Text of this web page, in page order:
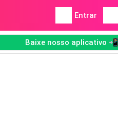
Entrar
Baixe nosso aplicativo 📲